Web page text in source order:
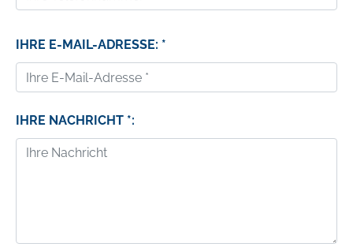
IHRE E-MAIL-ADRESSE: *
IHRE NACHRICHT *: